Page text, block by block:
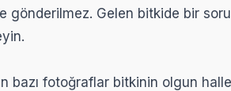
gönderilmez. Gelen bitkide bir
bazı fotoğraflar bitkinin olgun